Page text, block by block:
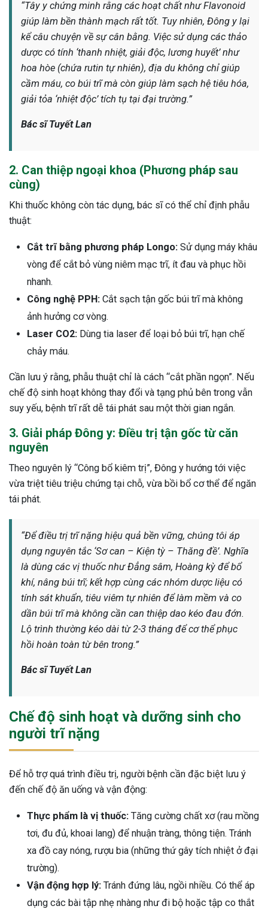
“Tây y chứng minh rằng các hoạt chất như Flavonoid
giúp làm bền thành mạch rất tốt. Tuy nhiên, Đông y lại
kể câu chuyện về sự cân bằng. Việc sử dụng các thảo
dược có tính ‘thanh nhiệt, giải độc, lương huyết’ như
hoa hòe (chứa rutin tự nhiên), địa du không chỉ giúp
cầm máu, co búi trĩ mà còn giúp làm sạch hệ tiêu hóa,
giải tỏa ‘nhiệt độc’ tích tụ tại đại trường.”
Bác sĩ Tuyết Lan
2. Can thiệp ngoại khoa (Phương pháp sau
cùng)
Khi thuốc không còn tác dụng, bác sĩ có thể chỉ định phẫu
thuật:
Cắt trĩ bằng phương pháp Longo: Sử dụng máy khâu
vòng để cắt bỏ vùng niêm mạc trĩ, ít đau và phục hồi
nhanh.
Công nghệ PPH: Cắt sạch tận gốc búi trĩ mà không
ảnh hưởng cơ vòng.
Laser CO2: Dùng tia laser để loại bỏ búi trĩ, hạn chế
chảy máu.
Cần lưu ý rằng, phẫu thuật chỉ là cách “cắt phần ngọn”. Nếu
chế độ sinh hoạt không thay đổi và tạng phủ bên trong vẫn
suy yếu, bệnh trĩ rất dễ tái phát sau một thời gian ngắn.
3. Giải pháp Đông y: Điều trị tận gốc từ căn
nguyên
Theo nguyên lý “Công bổ kiêm trị”, Đông y hướng tới việc
vừa triệt tiêu triệu chứng tại chỗ, vừa bồi bổ cơ thể để ngăn
tái phát.
“Để điều trị trĩ nặng hiệu quả bền vững, chúng tôi áp
dụng nguyên tắc ‘Sơ can – Kiện tỳ – Thăng đề’. Nghĩa
là dùng các vị thuốc như Đẳng sâm, Hoàng kỳ để bổ
khí, nâng búi trĩ; kết hợp cùng các nhóm dược liệu có
tính sát khuẩn, tiêu viêm tự nhiên để làm mềm và co
dần búi trĩ mà không cần can thiệp dao kéo đau đớn.
Lộ trình thường kéo dài từ 2-3 tháng để cơ thể phục
hồi hoàn toàn từ bên trong.”
Bác sĩ Tuyết Lan
Chế độ sinh hoạt và dưỡng sinh cho
người trĩ nặng
Để hỗ trợ quá trình điều trị, người bệnh cần đặc biệt lưu ý
đến chế độ ăn uống và vận động:
Thực phẩm là vị thuốc: Tăng cường chất xơ (rau mồng
tơi, đu đủ, khoai lang) để nhuận tràng, thông tiện. Tránh
xa đồ cay nóng, rượu bia (những thứ gây tích nhiệt ở đại
trường).
Vận động hợp lý: Tránh đứng lâu, ngồi nhiều. Có thể áp
dụng các bài tập nhẹ nhàng như đi bộ hoặc tập co thắt